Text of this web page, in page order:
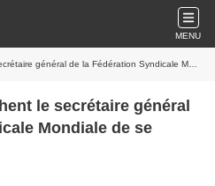
MENU
de la Fédération Syndicale Mondiale de se rendre à l'ONU
le secrétaire général
Mondiale de se